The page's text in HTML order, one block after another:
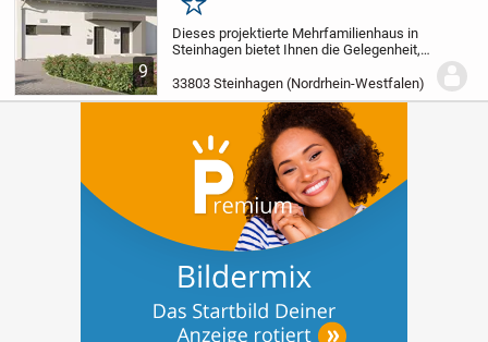
9
Merken
Dieses projektierte Mehrfamilienhaus in
Steinhagen bietet Ihnen die Gelegenheit,
Ihren persönlichen Vorstellungen zu
gestalten. Die großzügig bemessene
33803 Steinhagen (Nordrhein-Westfalen)